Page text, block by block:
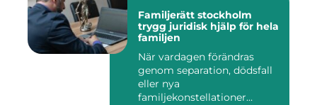
Familjerätt stockholm
trygg juridisk hjälp för hela
familjen
När vardagen förändras
genom separation, dödsfall
eller nya
familjekonstellationer